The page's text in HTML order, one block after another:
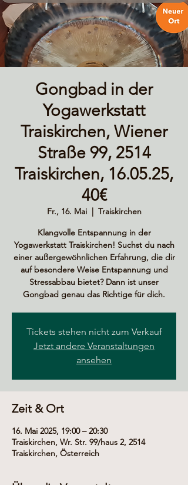
Gongbad in der
Yogawerkstatt
Traiskirchen, Wiener
Straße 99, 2514
Traiskirchen, 16.05.25,
40€
Fr., 16. Mai
  |
Traiskirchen
Klangvolle Entspannung in der
Yogawerkstatt Traiskirchen! Suchst du nach
einer außergewöhnlichen Erfahrung, die dir
auf besondere Weise Entspannung und
Stressabbau bietet? Dann ist unser
Gongbad genau das Richtige für dich.
Tickets stehen nicht zum Verkauf
Jetzt andere Veranstaltungen
ansehen
Zeit & Ort
16. Mai 2025, 19:00 – 20:30
Traiskirchen, Wr. Str. 99/haus 2, 2514
Traiskirchen, Österreich